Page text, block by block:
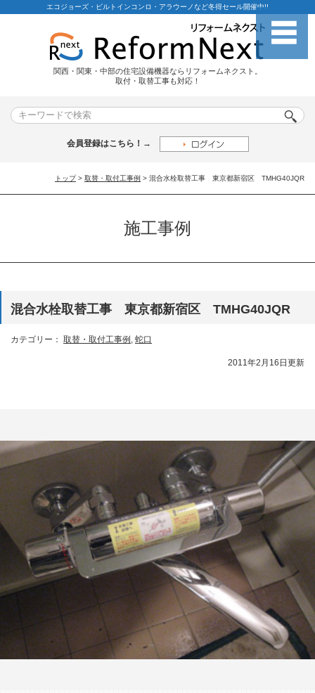
エコジョーズ・ビルトインコンロ・アラウーノなど冬得セール開催中!!
関西・関東・中部の住宅設備機器ならリフォームネクスト。
取付・取替工事も対応！
会員登録はこちら！→
トップ > 取替・取付工事例 > 混合水栓取替工事 東京都新宿区 TMHG40JQR
施工事例
混合水栓取替工事 東京都新宿区 TMHG40JQR
カテゴリー： 取替・取付工事例 , 蛇口
2011年2月16日更新